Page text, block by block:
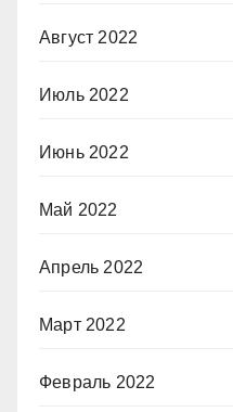
Август 2022
Июль 2022
Июнь 2022
Май 2022
Апрель 2022
Март 2022
Февраль 2022